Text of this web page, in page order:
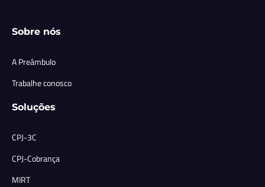
Sobre nós
A Preâmbulo
Trabalhe conosco
Soluções
CPJ-3C
CPJ-Cobrança
MIRT